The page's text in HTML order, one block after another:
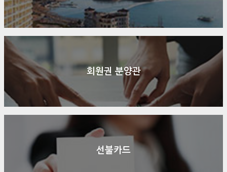
회원권 분양관
선불카드